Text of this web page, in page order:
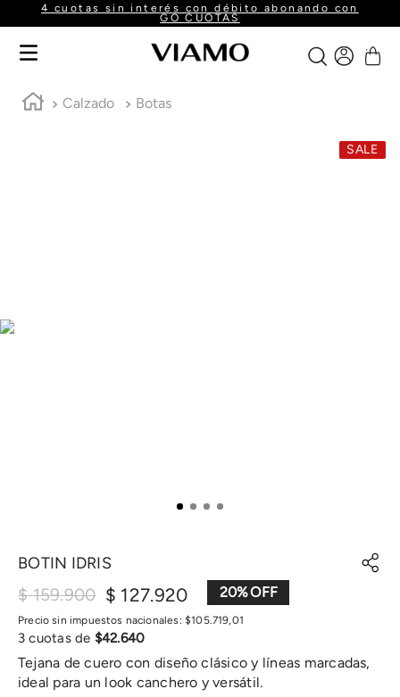
4 cuotas sin interés con débito abonando con
GO CUOTAS
Calzado Botas
SALE
BOTIN IDRIS
$ 127.920
$ 159.900 20%
Precio sin impuestos nacionales: $105.719,01
3 cuotas de $42.640
Tejana de cuero con diseño clásico y líneas marcadas,
ideal para un look canchero y versátil.